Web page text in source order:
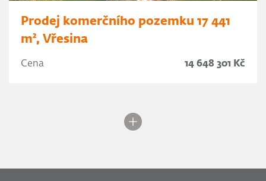
Prodej komerčního pozemku 17 441
m², Vřesina
Cena 14 648 301 Kč